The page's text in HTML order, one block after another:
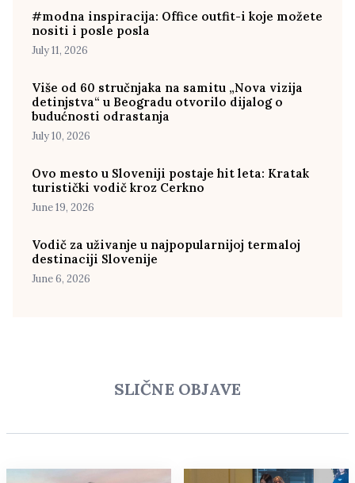
#modna inspiracija: Office outfit-i koje možete
nositi i posle posla
July 11, 2026
Više od 60 stručnjaka na samitu „Nova vizija
detinjstva“ u Beogradu otvorilo dijalog o
budućnosti odrastanja
July 10, 2026
Ovo mesto u Sloveniji postaje hit leta: Kratak
turistički vodič kroz Cerkno
June 19, 2026
Vodič za uživanje u najpopularnijoj termaloj
destinaciji Slovenije
June 6, 2026
SLIČNE OBJAVE